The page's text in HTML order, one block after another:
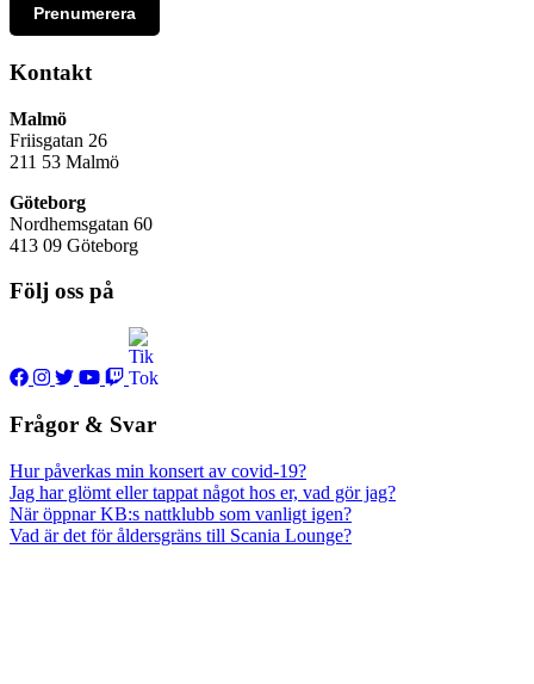
Prenumerera
Kontakt
Malmö
Friisgatan 26
211 53 Malmö
Göteborg
Nordhemsgatan 60
413 09 Göteborg
Följ oss på
Frågor & Svar
Hur påverkas min konsert av covid-19?
Jag har glömt eller tappat något hos er, vad gör jag?
När öppnar KB:s nattklubb som vanligt igen?
Vad är det för åldersgräns till Scania Lounge?